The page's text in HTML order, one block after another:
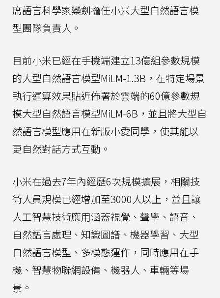
席語言科學家欒劍擔任小米大型自然語言模
型團隊負責人。
目前小米已經在手機端建立13億組參數規模
的大型自然語言模型MiLM-1.3B，在特定場景
執行運算效果貼近佈署於雲端的60億參數規
模大型自然語言模型MiLM-6B，並且將大型自
然語言模型應用在新版小愛同學，使其能以
更自然對話方式互動。
小米在過去7年內經歷6次規模擴展，相關技
術人員規模已經增加至3000人以上，並且讓
人工智慧技術應用涵蓋視覺、聲學、語音、
自然語言處理、知識圖譜、機器學習、大型
自然語言模型、多模態運作，同時應用在手
機、智慧物聯網設備、機器人、車輛等場
景。